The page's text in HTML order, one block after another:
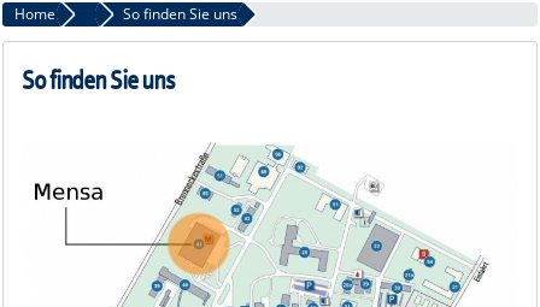
INSTITUTE
KLINIKEN
ZENTRALE EINRICHTUNGEN
INTERNATIONAL
Home MUKSSo finden Sie uns
So finden Sie uns